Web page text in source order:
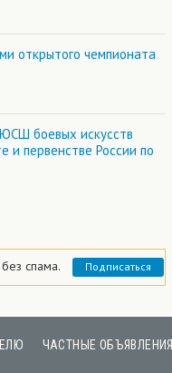
открытого чемпионата
боевых искусств
и первенстве России по
спама. Подписаться
ЧАСТНЫЕ ОБЪЯВЛЕНИЯ